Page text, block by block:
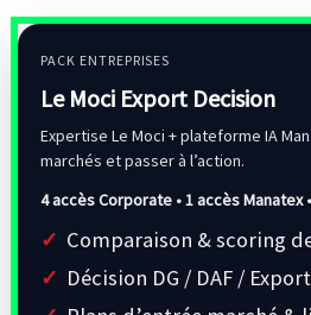
PACK ENTREPRISES
Le Moci Export Decision
Expertise Le Moci + plateforme IA
marchés et passer à l’action.
4 accès Corporate • 1 accès Manatex •
Comparaison & scoring
Décision DG / DAF /